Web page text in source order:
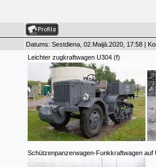
Datums: Sestdiena, 02.Maijā.2020, 17:58 |
Leichter zugkraftwagen U304 (f)
Schützenpanzerwagen-Funkkraftwagen auf